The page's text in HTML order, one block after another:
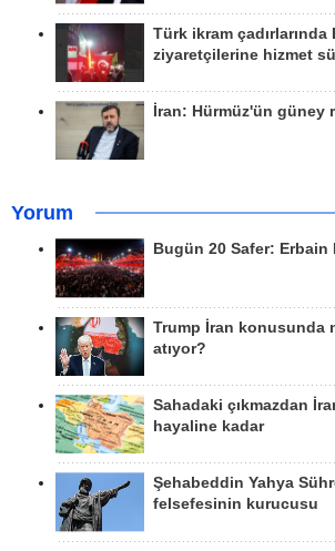
Türk ikram çadırlarında
ziyaretçilerine hizmet
İran: Hürmüz'ün güney
Yorum
Bugün 20 Safer: Erbain
Trump İran konusunda
atıyor?
Sahadaki çıkmazdan
hayaline kadar
Şehabeddin Yahya
felsefesinin kurucusu